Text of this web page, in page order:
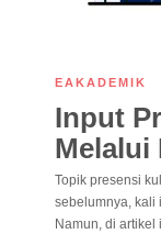
EAKADEMIK
Input
Melalui
Topik presensi
sebelumnya, kali
Namun, di artikel